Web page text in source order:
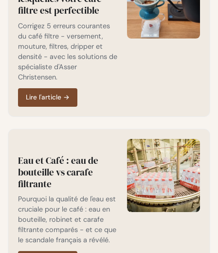
filtre est perfectible
Corrigez 5 erreurs courantes
du café filtre - versement,
mouture, filtres, dripper et
densité - avec les solutions de
spécialiste d'Asser
Christensen.
Lire l'article →
Eau et Café : eau de
bouteille vs carafe
filtrante
Pourquoi la qualité de l'eau est
cruciale pour le café : eau en
bouteille, robinet et carafe
filtrante comparés - et ce que
le scandale français a révélé.